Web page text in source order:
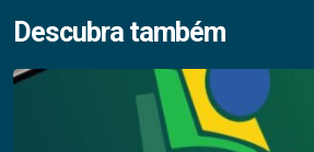
Descubra também